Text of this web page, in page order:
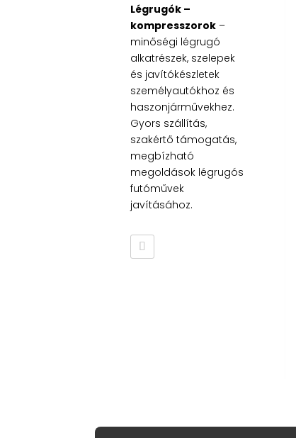
Légrugók –
kompresszorok –
minőségi légrugó
alkatrészek, szelepek
és javítókészletek
személyautókhoz és
haszonjárművekhez.
Gyors szállítás,
szakértő támogatás,
megbízható
megoldások légrugós
futóművek
javításához.